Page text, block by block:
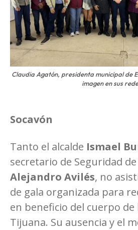
Claudia Agatón, presidenta municipal de
imagen en sus
Socavón
Tanto el alcalde Ismael
secretario de Seguridad
Alejandro Avilés, no
de gala organizada para
en beneficio del cuerpo
Tijuana. Su ausencia y el